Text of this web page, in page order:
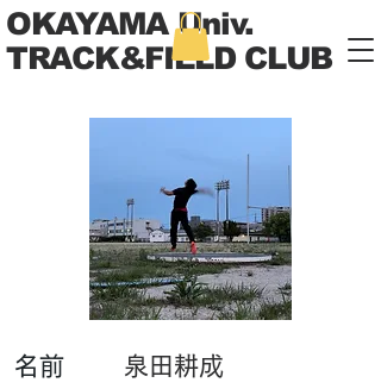
OKAYAMA Univ.
TRACK&FIELD CLUB
​名前
泉田耕成